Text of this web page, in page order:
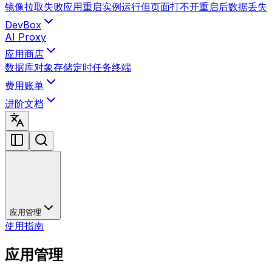
镜像拉取失败应用重启实例运行但页面打不开重启后数据丢失
DevBox
AI Proxy
应用商店
数据库对象存储定时任务终端
费用账单
进阶文档
应用管理
使用指南
应用管理